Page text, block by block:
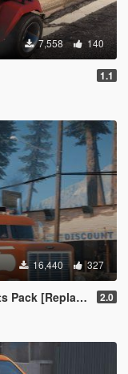
7,558 140
1.1
16,440 327
[Replace] 2.0